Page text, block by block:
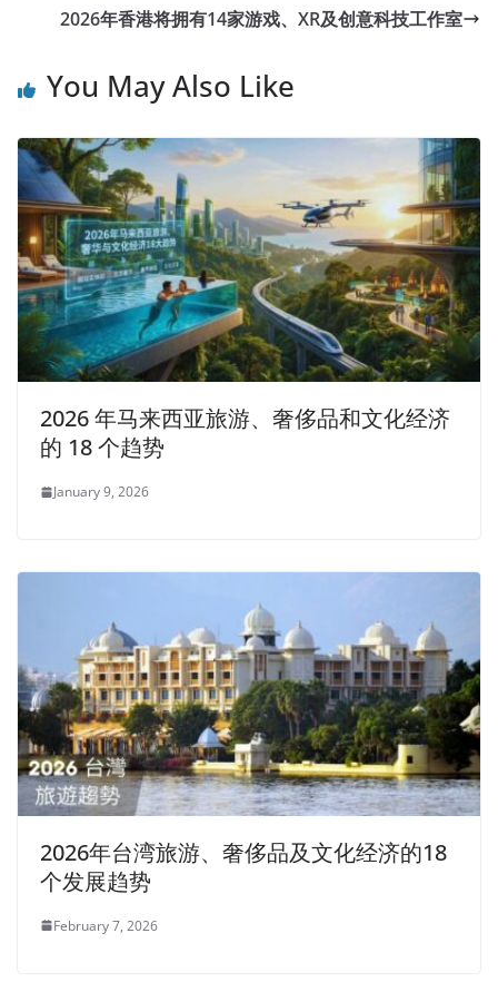
2026年香港将拥有14家游戏、XR及创意科技工作室
You May Also Like
2026 年马来西亚旅游、奢侈品和文化经济
的 18 个趋势
January 9, 2026
2026年台湾旅游、奢侈品及文化经济的18
个发展趋势
February 7, 2026